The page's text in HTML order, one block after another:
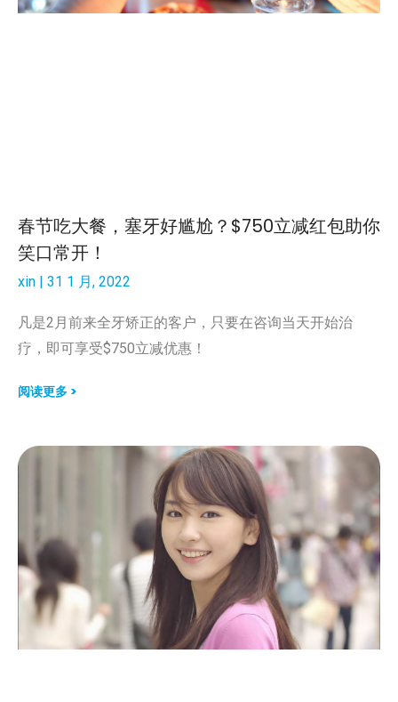
春节吃大餐，塞牙好尴尬？$750立减红包助你
笑口常开！
xin 31 1 月, 2022
凡是2月前来全牙矫正的客户，只要在咨询当天开始治
疗，即可享受$750立减优惠！
阅读更多 >